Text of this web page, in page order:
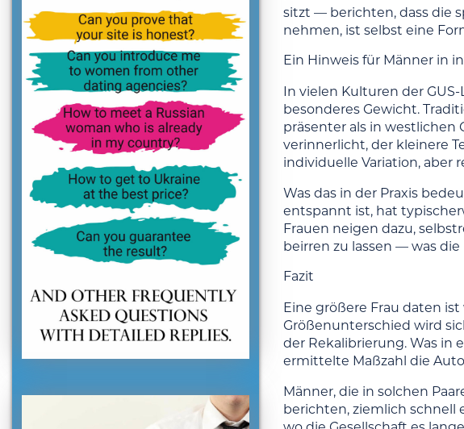
sitzt — berichten, dass die
nehmen, ist selbst eine
Ein Hinweis für Männer in
In vielen Kulturen der
besonderes Gewicht.
präsenter als in westlichen
verinnerlicht, der kleinere
individuelle Variation, aber
Was das in der Praxis
entspannt ist, hat
Frauen neigen dazu,
beirren zu lassen — was
Fazit
Eine größere Frau daten
Größenunterschied wird
der Rekalibrierung. Was in
ermittelte Maßzahl die
Männer, die in solchen
berichten, ziemlich schnell